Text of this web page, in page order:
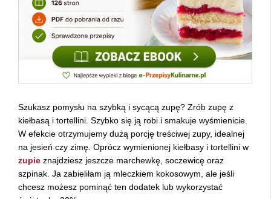
Szukasz pomysłu na szybką i sycącą zupę? Zrób zupę z
kiełbasą i tortellini. Szybko się ją robi i smakuje wyśmienicie.
W efekcie otrzymujemy dużą porcję treściwej zupy, idealnej
na jesień czy zimę. Oprócz wymienionej kiełbasy i tortellini w
zupie znajdziesz jeszcze marchewkę, soczewicę oraz
szpinak. Ja zabieliłam ją mleczkiem kokosowym, ale jeśli
chcesz możesz pominąć ten dodatek lub wykorzystać